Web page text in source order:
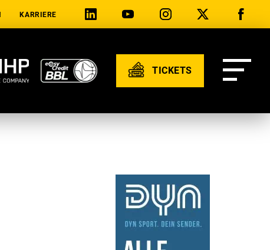
KARRIERE
TICKETS